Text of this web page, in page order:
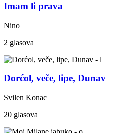
Imam li prava
Nino
2 glasova
Dorćol, veče, lipe, Dunav
Svilen Konac
20 glasova